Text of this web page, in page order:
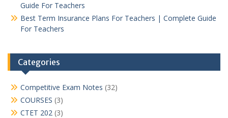
Guide For Teachers
Best Term Insurance Plans For Teachers | Complete Guide
For Teachers
Categories
Competitive Exam Notes (32)
COURSES (3)
CTET 202 (3)